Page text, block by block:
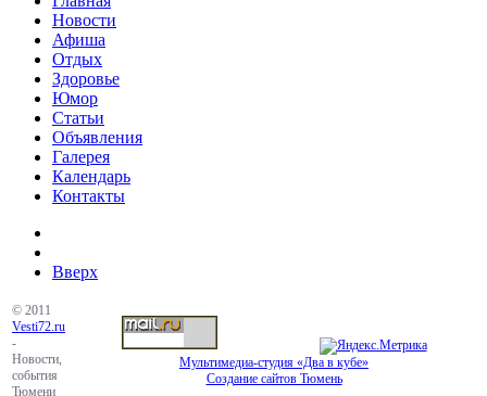
Новости
Афиша
Отдых
Здоровье
Юмор
Статьи
Объявления
Галерея
Календарь
Контакты
Вверх
© 2011
Vesti72.ru
-
Новости,
события
Тюмени
Мультимедиа-студия «Два в кубе»
Создание сайтов Тюмень